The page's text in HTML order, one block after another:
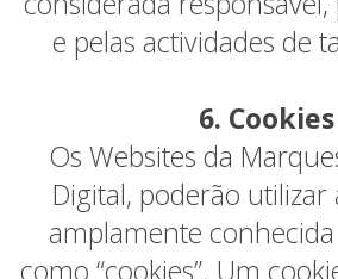
e pelas actividades de
6. Cookies
Os Websites da
Digital, poderão utilizar
amplamente
como “cookies”. Um